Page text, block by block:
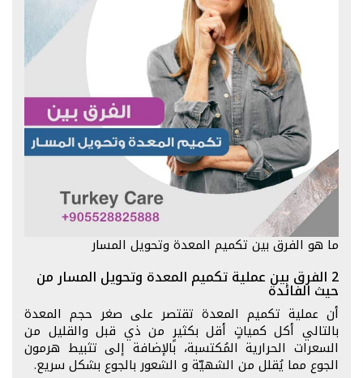
ما هو الفرق بين تكميم المعدة وتحويل المسار
2 الفرق بين عملية تكميم المعدة وتحويل المسار من
حيث الفائدة
أن عملية تكميم المعدة تقتصر على صغر حجم المعدة
بالتالي أكل كمياتٍ أقل بكثيرٍ من ذي قبل والقليل من
السعرات الحرارية المُكتسبة، بالإضافة إلى تثبيط هرمون
الجوع مما يُقلل من الشهيّة و الشعور بالجوع بشكل سريع.